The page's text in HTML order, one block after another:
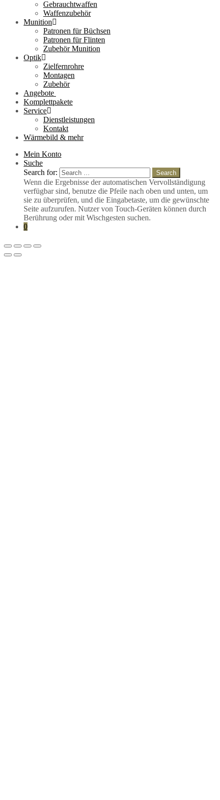
Gebrauchtwaffen
Waffenzubehör
Munition
Patronen für Büchsen
Patronen für Flinten
Zubehör Munition
Optik
Zielfernrohre
Montagen
Zubehör
Angebote
Komplettpakete
Service
Dienstleistungen
Kontakt
Wärmebild & mehr
Mein Konto
Suche
Search for:
Search
Wenn die Ergebnisse der automatischen Vervollständigung
verfügbar sind, benutze die Pfeile nach oben und unten, um
sie zu überprüfen, und die Eingabetaste, um die gewünschte
Seite aufzurufen. Nutzer von Touch-Geräten können durch
Berührung oder mit Wischgesten suchen.
0